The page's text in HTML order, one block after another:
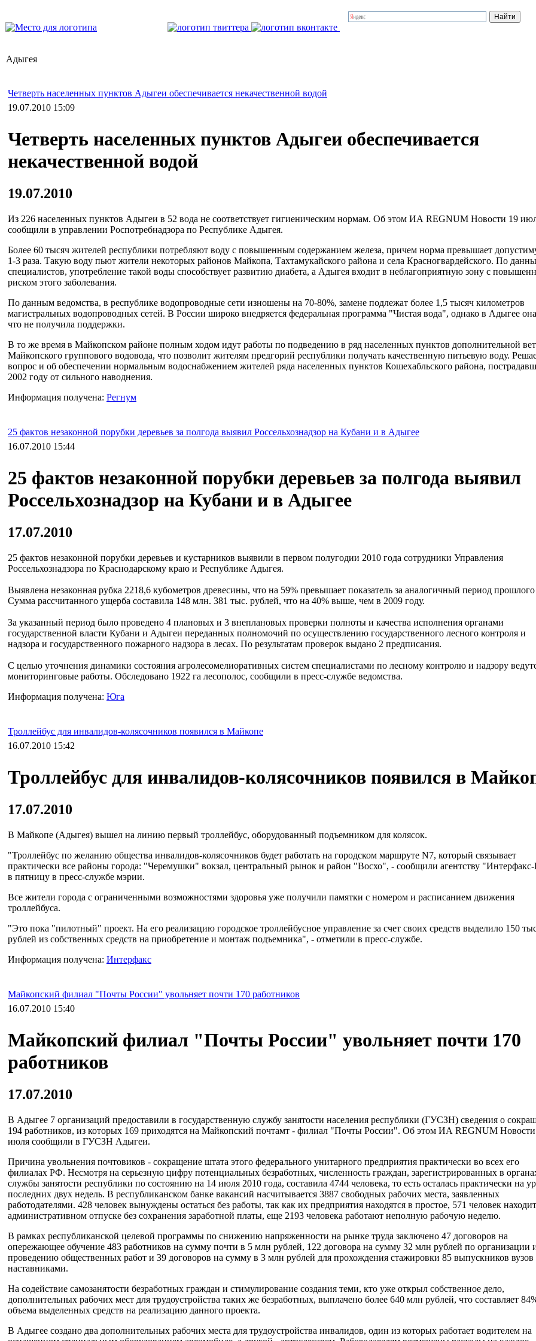
Адыгея
Четверть населенных пунктов Адыгеи обеспечивается некачественной водой
19.07.2010 15:09
Четверть населенных пунктов Адыгеи обеспечивается
некачественной водой
19.07.2010
Из 226 населенных пунктов Адыгеи в 52 вода не соответствует гигиеническим нормам. Об этом ИА REGNUM Новости 19
сообщили в управлении Роспотребнадзора по Республике Адыгея.
Более 60 тысяч жителей республики потребляют воду с повышенным содержанием железа, причем норма превышает
1-3 раза. Такую воду пьют жители некоторых районов Майкопа, Тахтамукайского района и села Красногвардейского. По
специалистов, употребление такой воды способствует развитию диабета, а Адыгея входит в неблагоприятную зону с
риском этого заболевания.
По данным ведомства, в республике водопроводные сети изношены на 70-80%, замене подлежат более 1,5 тысяч километров
магистральных водопроводных сетей. В России широко внедряется федеральная программа "Чистая вода", однако в Адыгее
что не получила поддержки.
В то же время в Майкопском районе полным ходом идут работы по подведению в ряд населенных пунктов дополнительной
Майкопского группового водовода, что позволит жителям предгорий республики получать качественную питьевую воду.
вопрос и об обеспечении нормальным водоснабжением жителей ряда населенных пунктов Кошехабльского района,
2002 году от сильного наводнения.
Информация получена: Регнум
25 фактов незаконной порубки деревьев за полгода выявил Россельхознадзор на Кубани и в Адыгее
16.07.2010 15:44
25 фактов незаконной порубки деревьев за полгода выявил
Россельхознадзор на Кубани и в Адыгее
17.07.2010
25 фактов незаконной порубки деревьев и кустарников выявили в первом полугодии 2010 года сотрудники Управления
Россельхознадзора по Краснодарскому краю и Республике Адыгея.
Выявлена незаконная рубка 2218,6 кубометров древесины, что на 59% превышает показатель за аналогичный период прошлого
Сумма рассчитанного ущерба составила 148 млн. 381 тыс. рублей, что на 40% выше, чем в 2009 году.
За указанный период было проведено 4 плановых и 3 внеплановых проверки полноты и качества исполнения органами
государственной власти Кубани и Адыгеи переданных полномочий по осуществлению государственного лесного контроля и
надзора и государственного пожарного надзора в лесах. По результатам проверок выдано 2 предписания.
С целью уточнения динамики состояния агролесомелиоративных систем специалистами по лесному контролю и надзору
мониторинговые работы. Обследовано 1922 га лесополос, сообщили в пресс-службе ведомства.
Информация получена: Юга
Троллейбус для инвалидов-колясочников появился в Майкопе
16.07.2010 15:42
Троллейбус для инвалидов-колясочников появился в
17.07.2010
В Майкопе (Адыгея) вышел на линию первый троллейбус, оборудованный подъемником для колясок.
"Троллейбус по желанию общества инвалидов-колясочников будет работать на городском маршруте N7, который связывает
практически все районы города: "Черемушки" вокзал, центральный рынок и район "Восхо", - сообщили агентству
в пятницу в пресс-службе мэрии.
Все жители города с ограниченными возможностями здоровья уже получили памятки с номером и расписанием движения
троллейбуса.
"Это пока "пилотный" проект. На его реализацию городское троллейбусное управление за счет своих средств выделило 150
рублей из собственных средств на приобретение и монтаж подъемника", - отметили в пресс-службе.
Информация получена: Интерфакс
Майкопский филиал "Почты России" увольняет почти 170 работников
16.07.2010 15:40
Майкопский филиал "Почты России" увольняет почти 170
работников
17.07.2010
В Адыгее 7 организаций предоставили в государственную службу занятости населения республики (ГУСЗН) сведения о
194 работников, из которых 169 приходятся на Майкопский почтамт - филиал "Почты России". Об этом ИА REGNUM
июля сообщили в ГУСЗН Адыгеи.
Причина увольнения почтовиков - сокращение штата этого федерального унитарного предприятия практически во всех его
филиалах РФ. Несмотря на серьезную цифру потенциальных безработных, численность граждан, зарегистрированных в
службы занятости республики по состоянию на 14 июля 2010 года, составила 4744 человека, то есть осталась практически на
последних двух недель. В республиканском банке вакансий насчитывается 3887 свободных рабочих места, заявленных
работодателями. 428 человек вынуждены остаться без работы, так как их предприятия находятся в простое, 571 человек
административном отпуске без сохранения заработной платы, еще 2193 человека работают неполную рабочую неделю.
В рамках республиканской целевой программы по снижению напряженности на рынке труда заключено 47 договоров на
опережающее обучение 483 работников на сумму почти в 5 млн рублей, 122 договора на сумму 32 млн рублей по организации
проведению общественных работ и 39 договоров на сумму в 3 млн рублей для прохождения стажировки 85 выпускников вузов
наставниками.
На содействие самозанятости безработных граждан и стимулирование создания теми, кто уже открыл собственное дело,
дополнительных рабочих мест для трудоустройства таких же безработных, выплачено более 640 млн рублей, что составляет
объема выделенных средств на реализацию данного проекта.
В Адыгее создано два дополнительных рабочих места для трудоустройства инвалидов, один из которых работает водителем на